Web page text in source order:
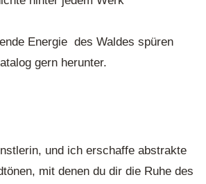
Energie des Waldes spüren
gern herunter.
und ich erschaffe abstrakte
mit denen du dir die Ruhe des